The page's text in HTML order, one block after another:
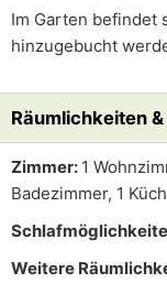
Im Garten befindet
hinzugebucht
Räumlichkeiten
Zimmer: 1
Badezimmer, 1
Weitere